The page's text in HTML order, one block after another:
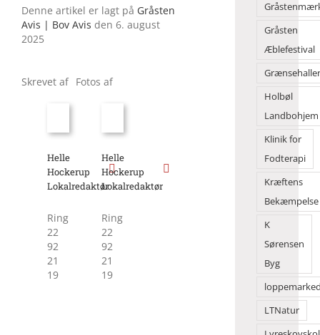
Denne artikel er lagt på Gråsten
Avis | Bov Avis den 6. august
2025
Skrevet af
Helle
Hockerup
Lokalredaktør
Ring
22
92
21
19
Fotos af
Helle
Hockerup
Lokalredaktør
Ring
22
92
21
19
Gråsten
Æblefestival
Holbøl
Landbohjem
Klinik for
Fodterapi
Kræftens
Bekæmpelse
K
Sørensen
Byg
LTNatur